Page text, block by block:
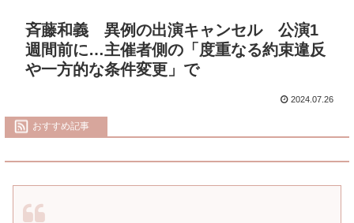
斉藤和義 異例の出演キャンセル 公演1
週間前に…主催者側の「度重なる約束違反
や一方的な条件変更」で
2024.07.26
おすすめ記事